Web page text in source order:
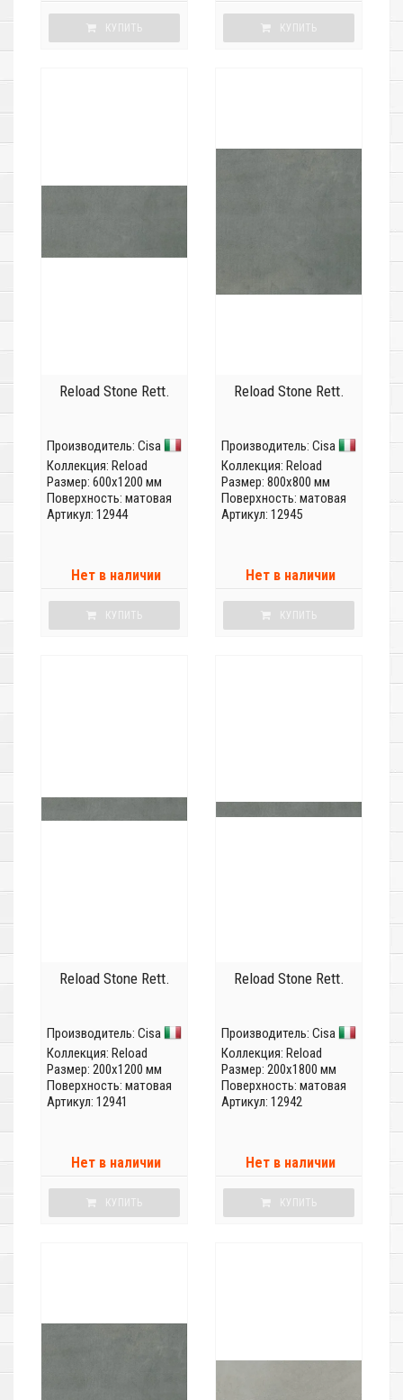
КУПИТЬ КУПИТЬ
Reload Stone Rett.
Производитель: Cisa
Коллекция: Reload
Размер: 600x1200 мм
Поверхность: матовая
Артикул: 12944
Нет в наличии
КУПИТЬ
Reload Stone Rett.
Производитель: Cisa
Коллекция: Reload
Размер: 800x800 мм
Поверхность: матовая
Артикул: 12945
Нет в наличии
КУПИТЬ
Reload Stone Rett.
Производитель: Cisa
Коллекция: Reload
Размер: 200x1200 мм
Поверхность: матовая
Артикул: 12941
Нет в наличии
КУПИТЬ
Reload Stone Rett.
Производитель: Cisa
Коллекция: Reload
Размер: 200x1800 мм
Поверхность: матовая
Артикул: 12942
Нет в наличии
КУПИТЬ